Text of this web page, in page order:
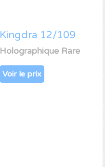
Kingdra 12/109
Holographique Rare
Voir le prix